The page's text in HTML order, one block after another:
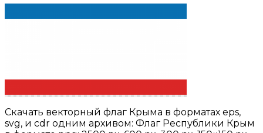
Скачать векторный флаг Крыма в форматах eps,
svg, и cdr одним архивом: Флаг Республики Крым